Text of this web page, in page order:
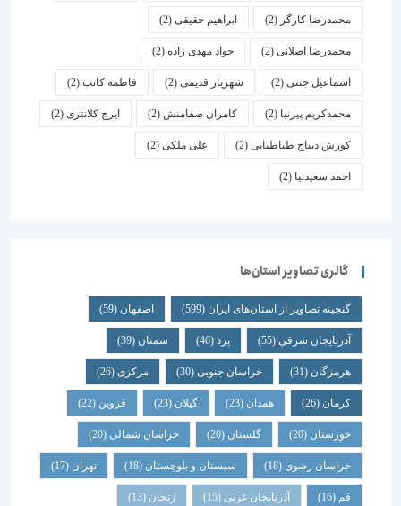
محمدرضا کارگر(2) ابراهیم حقیقی(2)
محمدرضا اصلانی(2) جواد مهدی زاده (2)
اسماعیل جنتی(2) شهریار قدیمی(2) فاطمه کاتب(2)
محمدکریم پیرنیا(2) کامران صفامنش(2) ایرج کلانتری(2)
کورش دیباج طباطبایی(2) علی ملکی(2)
احمد سعیدنیا(2)
گالری تصاویر استان‌ها
گنجینه تصاویر از استان‌های ایران(599) اصفهان(59)
آذربایجان شرقی (55)
(46) سمنان(39)
هرمزگان(31) خراسان جنوبی(30) مرکزی(26)
کرمان(26) همدان(23) گیلان(23) قزوین(22)
خوزستان(20) گلستان(20) خراسان شمالی(20)
خراسان رضوی(18) سیستان و بلوچستان(18) تهران(17)
(16) آذربایجان غربی (15) زنجان(13)